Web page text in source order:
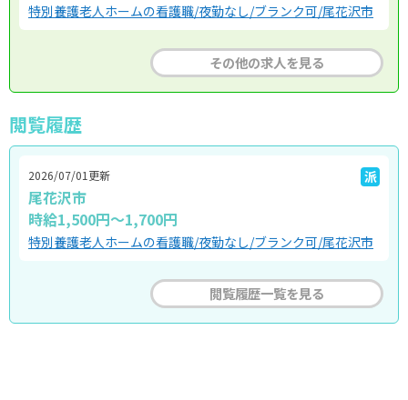
特別養護老人ホームの看護職/夜勤なし/ブランク可/尾花沢市
その他の求人を見る
閲覧履歴
2026/07/01更新 派
尾花沢市
時給1,500円～1,700円
特別養護老人ホームの看護職/夜勤なし/ブランク可/尾花沢市
閲覧履歴一覧を見る